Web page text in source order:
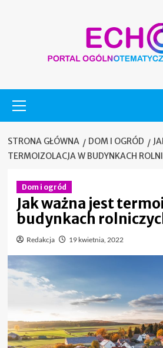
główne
STRONA GŁÓWNA DOM I OGRÓD
TERMOIZOLACJA W BUDYNKACH
Dom i ogród
Jak ważna jest
budynkach
Redakcja 19 kwietnia, 2022